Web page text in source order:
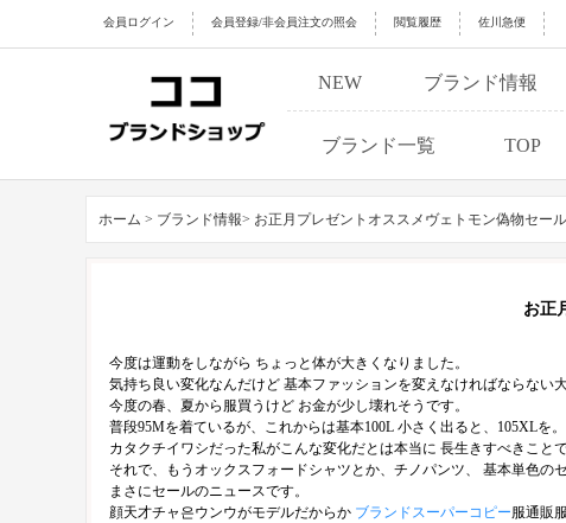
会員ログイン 会員登録/非会員注文の照会 閲覧履歴 佐川急便
NEW ブランド情報
ブランド一覧 TOP
ホーム > ブランド情報> お正月プレゼントオススメヴェトモン偽物セー
お正
今度は運動をしながら ちょっと体が大きくなりました。
気持ち良い変化なんだけど 基本ファッションを変えなければならない大
今度の春、夏から服買うけど お金が少し壊れそうです。
普段95Mを着ているが、これからは基本100L 小さく出ると、105XLを。
カタクチイワシだった私がこんな変化だとは本当に 長生きすべきこと
それで、もうオックスフォードシャツとか、チノパンツ、 基本単色の
まさにセールのニュースです。
顔天才チャ은ウンウがモデルだからか ブランドスーパーコピー服通販